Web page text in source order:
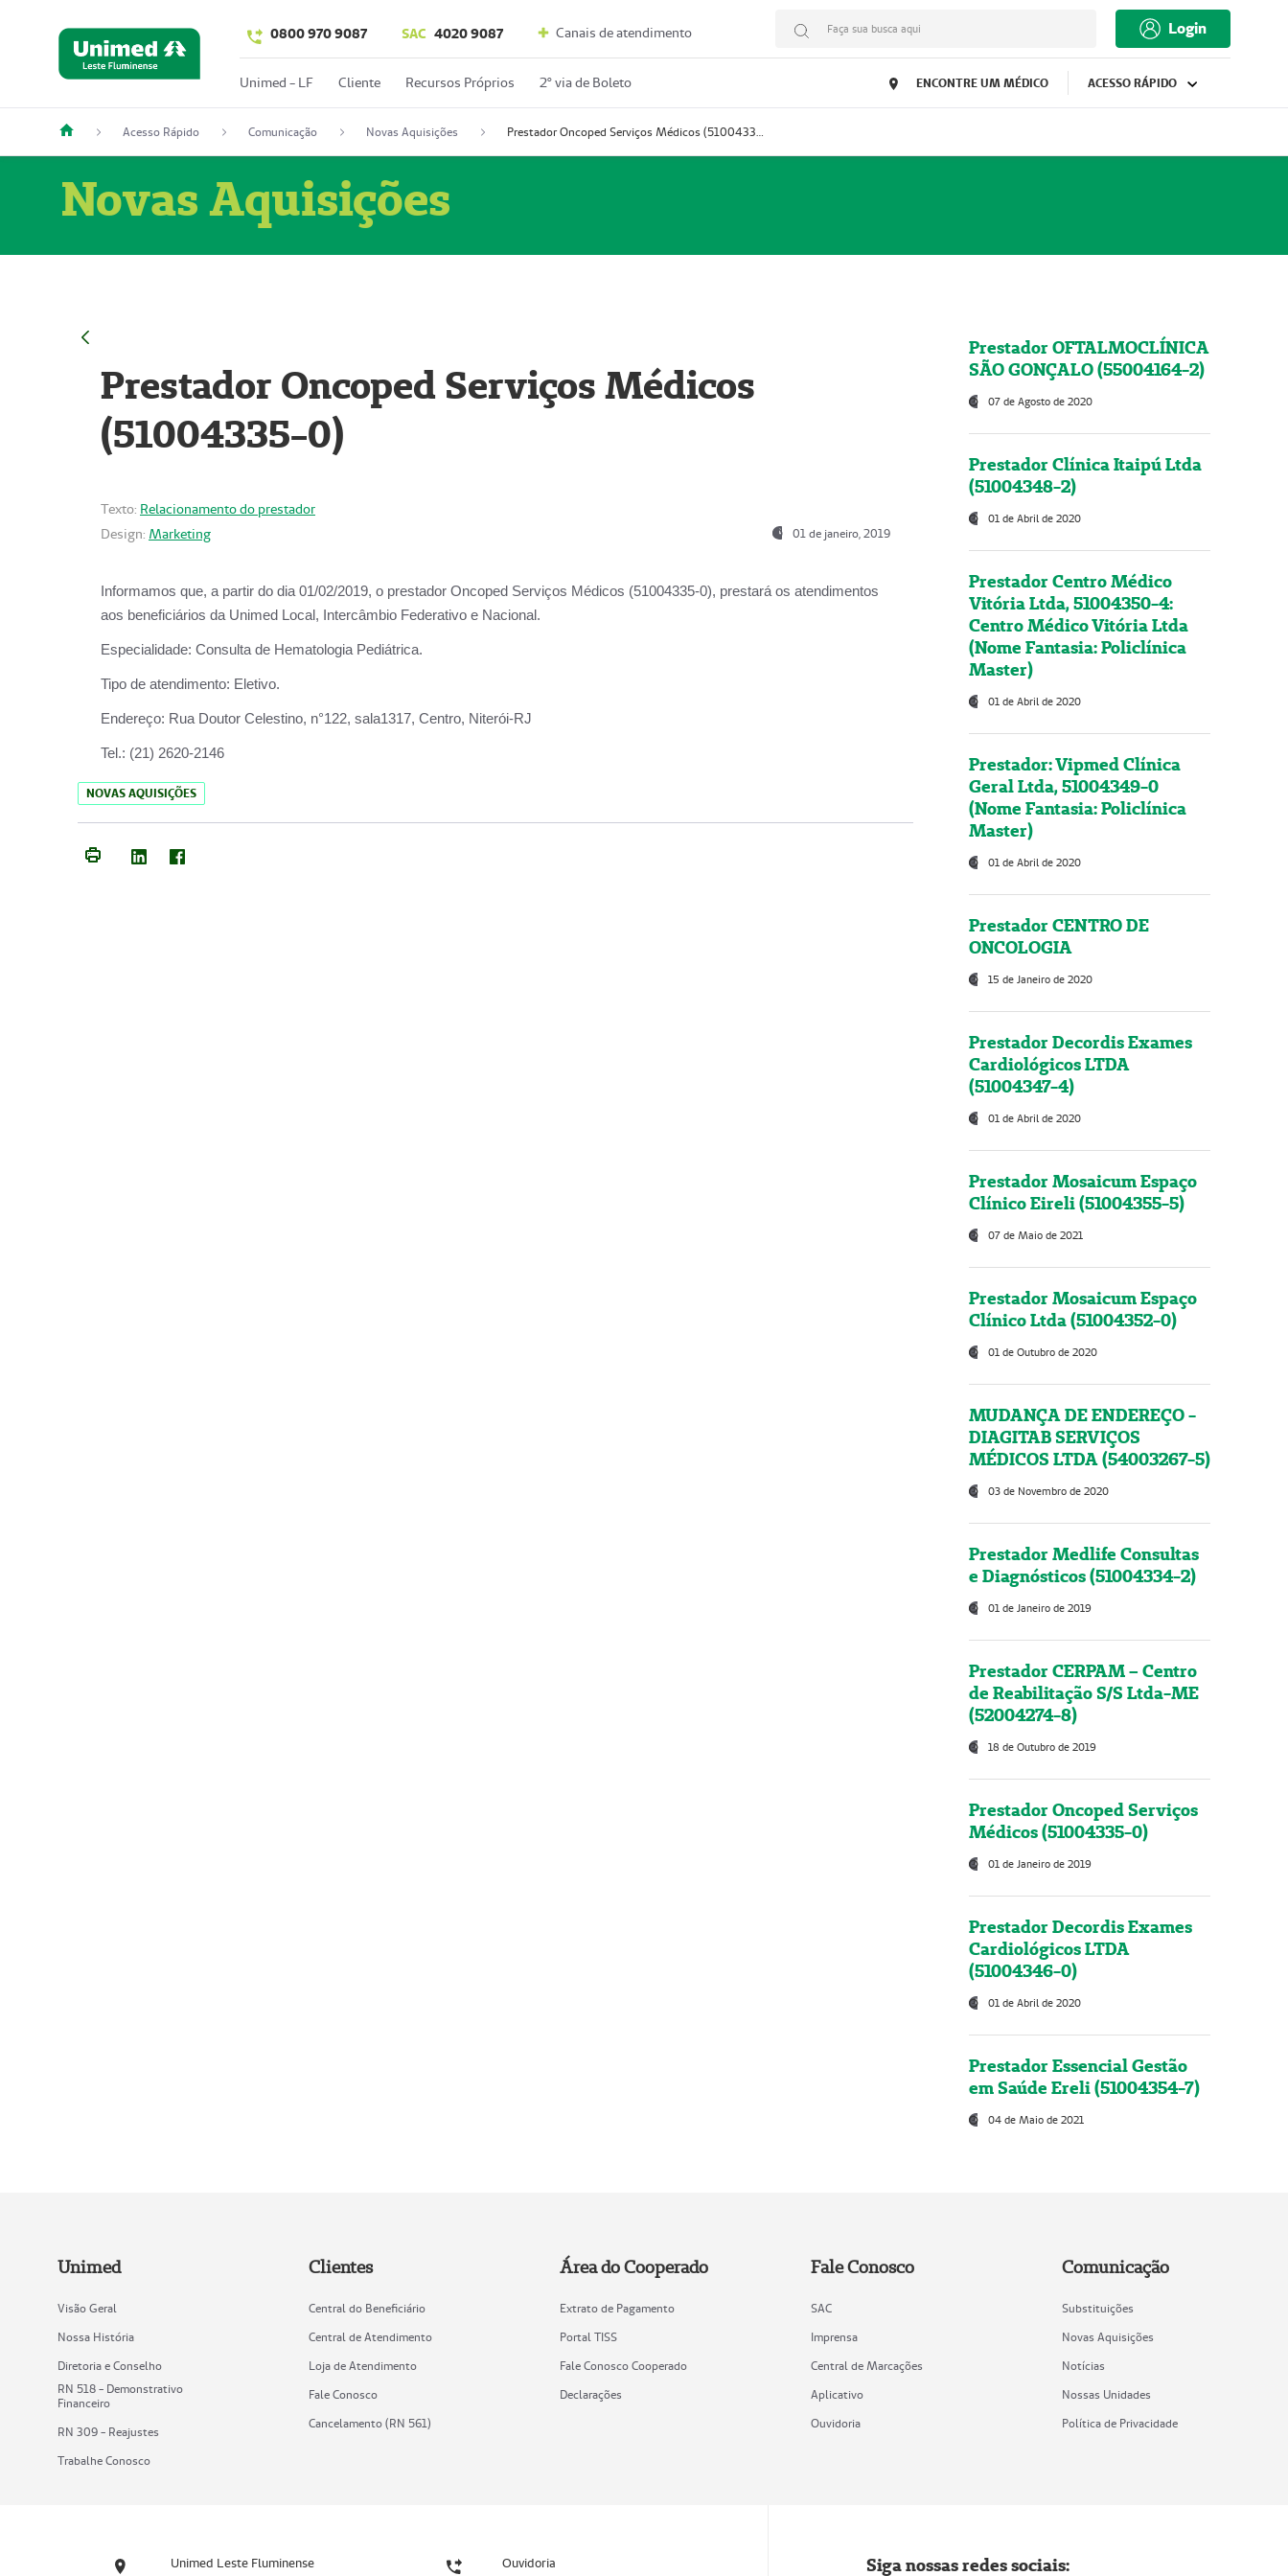
0800 970 9087 SAC 4020 9087 Canais de atendimento Faça sua busca aqui Login
Unimed - LF Cliente Recursos Próprios 2º via de Boleto ENCONTRE UM MÉDICO ACESSO RÁPIDO
Acesso Rápido Comunicação Novas Aquisições Prestador Oncoped Serviços Médicos (51004335-0)
Novas Aquisições
Prestador Oncoped Serviços Médicos
(51004335-0)
Texto: Relacionamento do prestador
Design: Marketing 01 de janeiro, 2019
Informamos que, a partir do dia 01/02/2019, o prestador Oncoped Serviços Médicos (51004335-0), prestará os atendimentos
aos beneficiários da Unimed Local, Intercâmbio Federativo e Nacional.
Especialidade: Consulta de Hematologia Pediátrica.
Tipo de atendimento: Eletivo.
Endereço: Rua Doutor Celestino, n°122, sala1317, Centro, Niterói-RJ
Tel.: (21) 2620-2146
NOVAS AQUISIÇÕES
Prestador OFTALMOCLÍNICA
SÃO GONÇALO (55004164-2)
07 de Agosto de 2020
Prestador Clínica Itaipú Ltda
(51004348-2)
01 de Abril de 2020
Prestador Centro Médico
Vitória Ltda, 51004350-4:
Centro Médico Vitória Ltda
(Nome Fantasia: Policlínica
Master)
01 de Abril de 2020
Prestador: Vipmed Clínica
Geral Ltda, 51004349-0
(Nome Fantasia: Policlínica
Master)
01 de Abril de 2020
Prestador CENTRO DE
ONCOLOGIA
15 de Janeiro de 2020
Prestador Decordis Exames
Cardiológicos LTDA
(51004347-4)
01 de Abril de 2020
Prestador Mosaicum Espaço
Clínico Eireli (51004355-5)
07 de Maio de 2021
Prestador Mosaicum Espaço
Clínico Ltda (51004352-0)
01 de Outubro de 2020
MUDANÇA DE ENDEREÇO -
DIAGITAB SERVIÇOS
MÉDICOS LTDA (54003267-5)
03 de Novembro de 2020
Prestador Medlife Consultas
e Diagnósticos (51004334-2)
01 de Janeiro de 2019
Prestador CERPAM – Centro
de Reabilitação S/S Ltda-ME
(52004274-8)
18 de Outubro de 2019
Prestador Oncoped Serviços
Médicos (51004335-0)
01 de Janeiro de 2019
Prestador Decordis Exames
Cardiológicos LTDA
(51004346-0)
01 de Abril de 2020
Prestador Essencial Gestão
em Saúde Ereli (51004354-7)
04 de Maio de 2021
Unimed
Visão Geral
Nossa História
Diretoria e Conselho
RN 518 - Demonstrativo
Financeiro
RN 309 - Reajustes
Trabalhe Conosco
Clientes
Central do Beneficiário
Central de Atendimento
Loja de Atendimento
Fale Conosco
Cancelamento (RN 561)
Área do Cooperado
Extrato de Pagamento
Portal TISS
Fale Conosco Cooperado
Declarações
Fale Conosco
SAC
Imprensa
Central de Marcações
Aplicativo
Ouvidoria
Comunicação
Substituições
Novas Aquisições
Notícias
Nossas Unidades
Política de Privacidade
Unimed Leste Fluminense Ouvidoria Siga nossas redes sociais: